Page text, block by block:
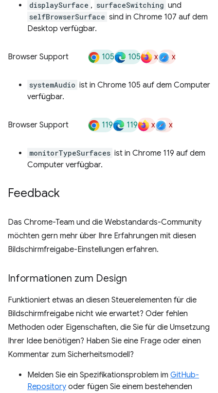
displaySurface , surfaceSwitching und
selfBrowserSurface sind in Chrome 107 auf dem
Desktop verfügbar.
Browser Support 105 105 x x
systemAudio ist in Chrome 105 auf dem Computer
verfügbar.
Browser Support 119 119 x x
monitorTypeSurfaces ist in Chrome 119 auf dem
Computer verfügbar.
Feedback
Das Chrome-Team und die Webstandards-Community
möchten gern mehr über Ihre Erfahrungen mit diesen
Bildschirmfreigabe-Einstellungen erfahren.
Informationen zum Design
Funktioniert etwas an diesen Steuerelementen für die
Bildschirmfreigabe nicht wie erwartet? Oder fehlen
Methoden oder Eigenschaften, die Sie für die Umsetzung
Ihrer Idee benötigen? Haben Sie eine Frage oder einen
Kommentar zum Sicherheitsmodell?
Melden Sie ein Spezifikationsproblem im GitHub-
Repository oder fügen Sie einem bestehenden